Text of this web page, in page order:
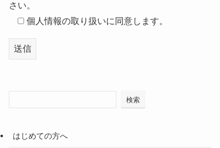
さい。
個人情報の取り扱いに同意します。
検索
はじめての方へ